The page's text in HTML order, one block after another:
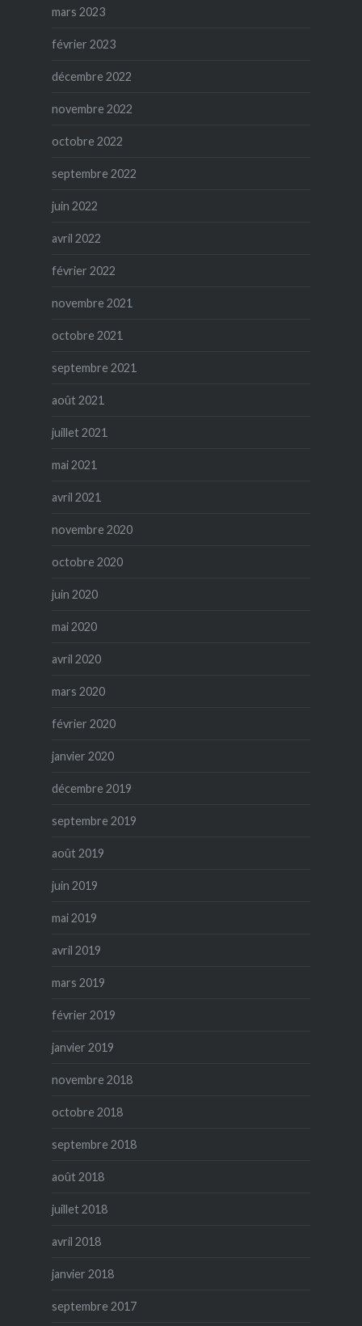
mars 2023
février 2023
décembre 2022
novembre 2022
octobre 2022
septembre 2022
juin 2022
avril 2022
février 2022
novembre 2021
octobre 2021
septembre 2021
août 2021
juillet 2021
mai 2021
avril 2021
novembre 2020
octobre 2020
juin 2020
mai 2020
avril 2020
mars 2020
février 2020
janvier 2020
décembre 2019
septembre 2019
août 2019
juin 2019
mai 2019
avril 2019
mars 2019
février 2019
janvier 2019
novembre 2018
octobre 2018
septembre 2018
août 2018
juillet 2018
avril 2018
janvier 2018
septembre 2017